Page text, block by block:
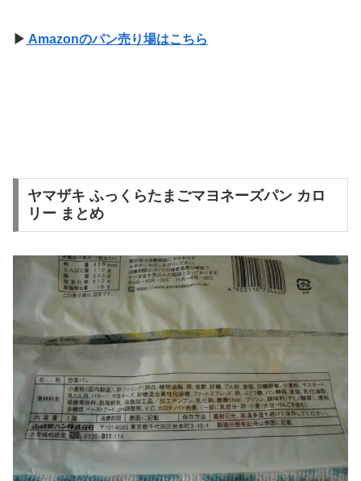
▶ Amazonのパン売り場はこちら
ヤマザキ ふっくらたまごマヨネーズパン カロ
リー まとめ